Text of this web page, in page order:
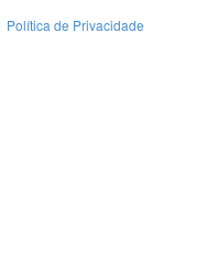
Política de Privacidade